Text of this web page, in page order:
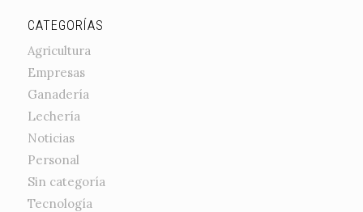
CATEGORÍAS
Agricultura
Empresas
Ganadería
Lechería
Noticias
Personal
Sin categoría
Tecnología